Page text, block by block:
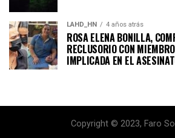
LAHD_HN 4 años atrás
ROSA ELENA BONILLA,
RECLUSORIO CON
IMPLICADA EN EL
Copyright © 2023, Faro